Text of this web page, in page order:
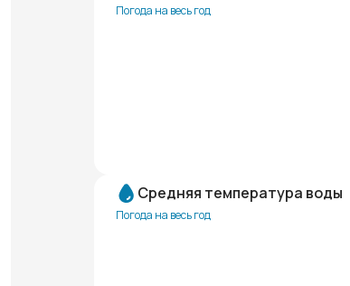
Погода на весь год
Средняя температура воды
Погода на весь год